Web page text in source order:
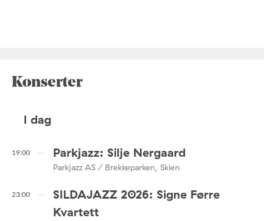
Konserter
I dag
19:00 Parkjazz: Silje Nergaard
Parkjazz AS / Brekkeparken, Skien
23:00
SILDAJAZZ 2026: Signe Førre
Kvartett